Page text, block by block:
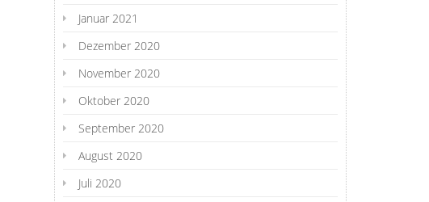
Januar 2021
Dezember 2020
November 2020
Oktober 2020
September 2020
August 2020
Juli 2020